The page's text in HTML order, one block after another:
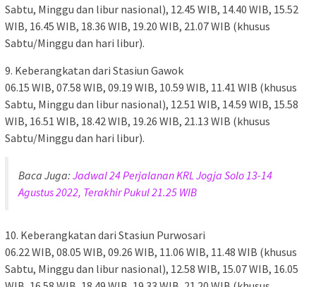
Sabtu, Minggu dan libur nasional), 12.45 WIB, 14.40 WIB, 15.52
WIB, 16.45 WIB, 18.36 WIB, 19.20 WIB, 21.07 WIB (khusus
Sabtu/Minggu dan hari libur).
9. Keberangkatan dari Stasiun Gawok
06.15 WIB, 07.58 WIB, 09.19 WIB, 10.59 WIB, 11.41 WIB (khusus
Sabtu, Minggu dan libur nasional), 12.51 WIB, 14.59 WIB, 15.58
WIB, 16.51 WIB, 18.42 WIB, 19.26 WIB, 21.13 WIB (khusus
Sabtu/Minggu dan hari libur).
Baca Juga: Jadwal 24 Perjalanan KRL Jogja Solo 13-14
Agustus 2022, Terakhir Pukul 21.25 WIB
10. Keberangkatan dari Stasiun Purwosari
06.22 WIB, 08.05 WIB, 09.26 WIB, 11.06 WIB, 11.48 WIB (khusus
Sabtu, Minggu dan libur nasional), 12.58 WIB, 15.07 WIB, 16.05